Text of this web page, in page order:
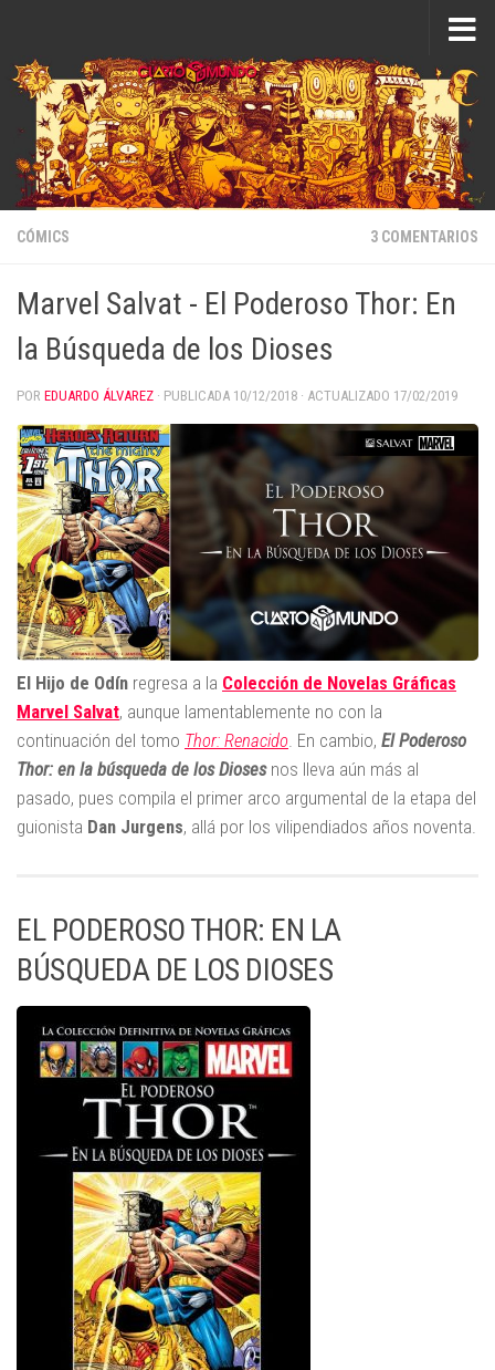
CÓMICS 3 COMENTARIOS
Marvel Salvat - El Poderoso Thor: En
la Búsqueda de los Dioses
POR EDUARDO ÁLVAREZ · PUBLICADA 10/12/2018 · ACTUALIZADO 17/02/2019
El Hijo de Odín regresa a la Colección de Novelas Gráficas
Marvel Salvat, aunque lamentablemente no con la
continuación del tomo Thor: Renacido. En cambio, El Poderoso
Thor: en la búsqueda de los Diosesnos lleva aún más al
pasado, pues compila el primer arco argumental de la etapa del
guionista Dan Jurgens, allá por los vilipendiados años noventa.
EL PODEROSO THOR: EN LA
BÚSQUEDA DE LOS DIOSES